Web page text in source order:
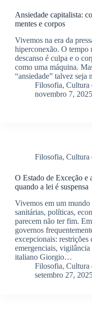
Ansiedade capitalista:
mentes e corpos
Vivemos na era da
hiperconexão. O tempo
descanso é culpa e o
como uma máquina.
“ansiedade” talvez
Filosofia, Cultura
novembro 7, 2025
Filosofia, Cultura
O Estado de Exceção e
quando a lei é suspensa
Vivemos em um
sanitárias, políticas,
parecem não ter fim.
governos
excepcionais: restrições
emergenciais,
italiano Giorgio…
Filosofia, Cultura
setembro 27,